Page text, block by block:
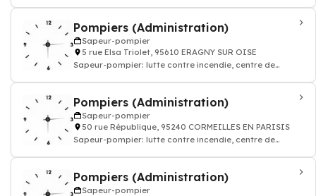
Pompiers (Administration)
Sapeur-pompier
5 rue Elsa Triolet, 95610 ERAGNY SUR OISE
Sapeur-pompier: lutte contre incendie, centre de
Pompiers (Administration)
Sapeur-pompier
50 rue République, 95240 CORMEILLES EN PARISIS
Sapeur-pompier: lutte contre incendie, centre de
Pompiers (Administration)
Sapeur-pompier